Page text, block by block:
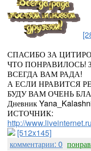
СПАСИБО ЗА
ЧТО ПОНРАВИЛОСЬ!
ВСЕГДА ВАМ РАДА!
А ЕСЛИ НРАВИТСЯ
БУДУ ВАМ ОЧЕНЬ
Дневник
ИСТОЧНИК:
http://
[512x145]
комментарии: 0